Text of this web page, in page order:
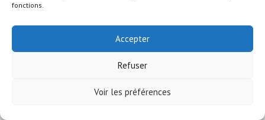
fonctions.
Accepter
Refuser
Voir les préférences